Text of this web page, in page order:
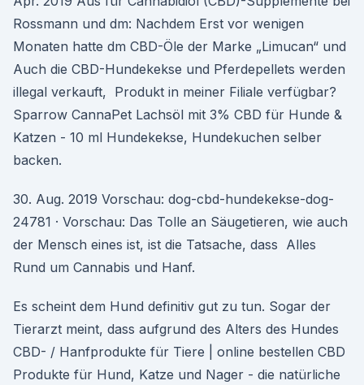
Rossmann und dm: Nachdem Erst vor wenigen
Monaten hatte dm CBD-Öle der Marke „Limucan“ und
Auch die CBD-Hundekekse und Pferdepellets werden
illegal verkauft, Produkt in meiner Filiale verfügbar?
Sparrow CannaPet Lachsöl mit 3% CBD für Hunde &
Katzen - 10 ml Hundekekse, Hundekuchen selber
backen.
30. Aug. 2019 Vorschau: dog-cbd-hundekekse-dog-
24781 · Vorschau: Das Tolle an Säugetieren, wie auch
der Mensch eines ist, ist die Tatsache, dass Alles
Rund um Cannabis und Hanf.
Es scheint dem Hund definitiv gut zu tun. Sogar der
Tierarzt meint, dass aufgrund des Alters des Hundes
CBD- / Hanfprodukte für Tiere | online bestellen CBD
Produkte für Hund, Katze und Nager - die natürliche